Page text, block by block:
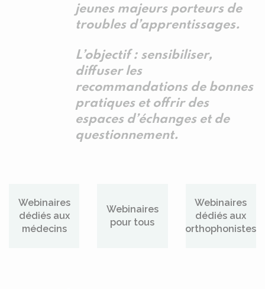
jeunes majeurs porteurs de
troubles d’apprentissages.
L’objectif : sensibiliser,
diffuser les
recommandations de bonnes
pratiques et offrir des
espaces d’échanges et de
questionnement.
Webinaires
dédiés aux
médecins
Webinaires
pour tous
Webinaires
dédiés aux
orthophonistes